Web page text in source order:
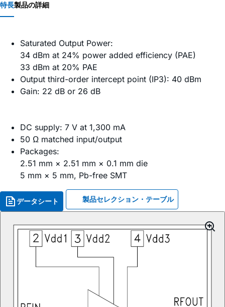
特長製品の詳細
Saturated Output Power:
34 dBm at 24% power added efficiency (PAE)
33 dBm at 20% PAE
Output third-order intercept point (IP3): 40 dBm
Gain: 22 dB or 26 dB
DC supply: 7 V at 1,300 mA
50 Ω matched input/output
Packages:
2.51 mm × 2.51 mm × 0.1 mm die
5 mm × 5 mm, Pb-free SMT
データシート 製品セレクション・テーブル